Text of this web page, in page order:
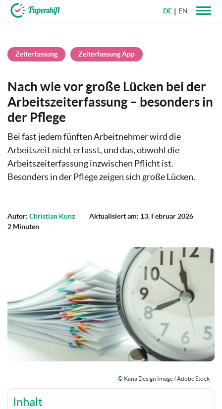
DE EN
Zeiterfassung Zeiterfassung App
Nach wie vor große Lücken bei der
Arbeitszeiterfassung – besonders in
der Pflege
Bei fast jedem fünften Arbeitnehmer wird die
Arbeitszeit nicht erfasst, und das, obwohl die
Arbeitszeiterfassung inzwischen Pflicht ist.
Besonders in der Pflege zeigen sich große Lücken.
Autor: Christian Kunz
Aktualisiert am: 13. Februar 2026
2 Minuten
© Kana Design Image / Adobe Stock
Inhalt